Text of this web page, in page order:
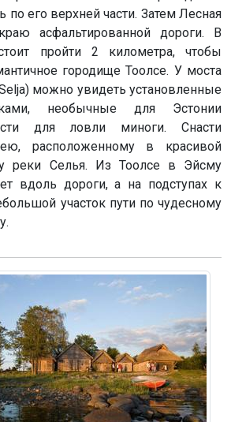
по его верхней части. Затем Лесная
асфальтированной дороги. В
пройти 2 километра, чтобы
городище Тоолсе. У моста
можно увидеть установленные
необычные для Эстонии
для ловли миноги. Снасти
расположенному в красивой
реки Селья. Из Тоолсе в Эйсму
вдоль дороги, а на подступах к
участок пути по чудесному